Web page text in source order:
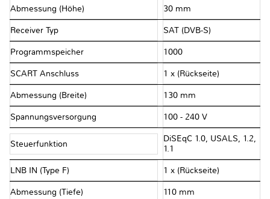
Abmessung (Höhe) 30 mm
Receiver Typ SAT (DVB-S)
Programmspeicher 1000
SCART Anschluss 1 x (Rückseite)
Abmessung (Breite) 130 mm
Spannungsversorgung 100 - 240 V
Steuerfunktion
DiSEqC 1.0, USALS, 1.2,
1.1
LNB IN (Type F) 1 x (Rückseite)
Abmessung (Tiefe) 110 mm